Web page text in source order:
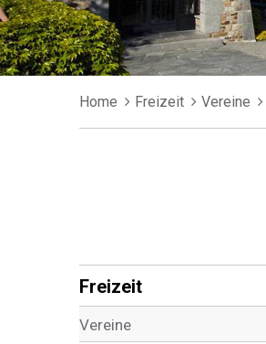
Breadcrumb
Home Freizeit Vereine
Subnavigation
Freizeit
Vereine